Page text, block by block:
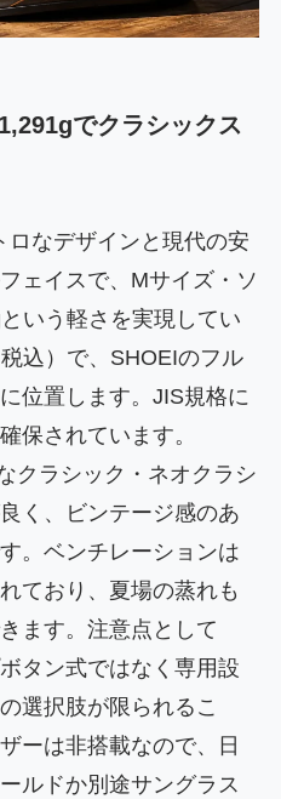
でクラシックス
ロなデザインと現代の安
ェイスで、Mサイズ・ソ
いう軽さを実現してい
込）で、SHOEIのフル
位置します。JIS規格に
保されています。
クラシック・ネオクラシ
く、ビンテージ感のあ
。ベンチレーションは
ており、夏場の蒸れも
ます。注意点として
タン式ではなく専用設
選択肢が限られるこ
ーは非搭載なので、日
ルドか別途サングラス